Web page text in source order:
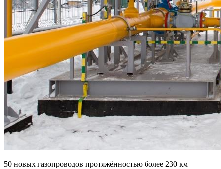
50 новых газопроводов протяжённостью более 230 км